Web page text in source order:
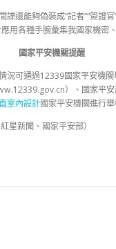
諜還能夠偽裝成“記者”“簽證
應用各種手腕彙集我國家機密
國家平安機關提醒
況可通過12339國家平安機關
）、國家平
室內設計國家平安機關進行舉
星新聞、國家平安部）